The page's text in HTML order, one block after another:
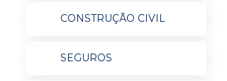
CONSTRUÇÃO CIVIL
SEGUROS